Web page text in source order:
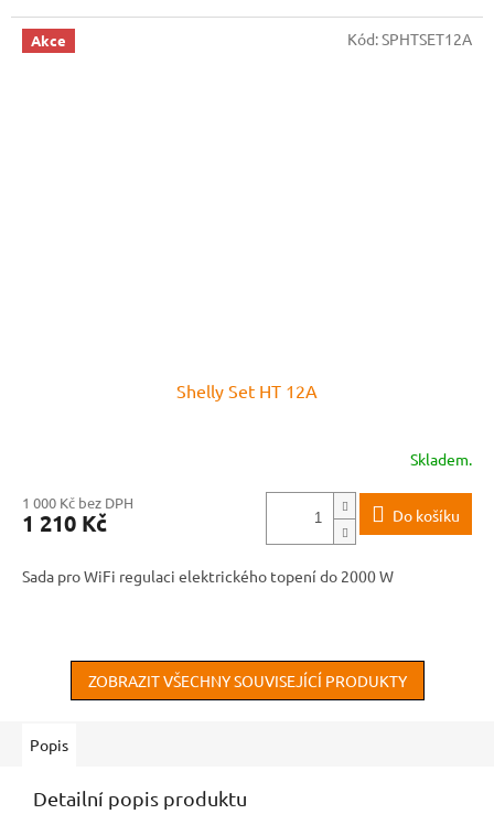
Akce
Shelly Set HT 12A
Skladem.
1 000 Kč bez DPH
1 210 Kč Do košíku
Sada pro WiFi regulaci elektrického topení do 2000 W
Kód:SPHTSET12A
ZOBRAZIT VŠECHNY SOUVISEJÍCÍ PRODUKTY
Popis
Detailní popis produktu